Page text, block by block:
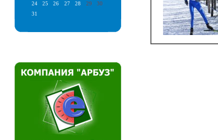
24
25 26 27 28 29
30
31